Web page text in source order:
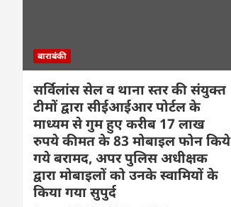
बाराबंकी
सर्विलांस सेल व थाना स्तर की संयुक्त
टीमों द्वारा सीईआईआर पोर्टल के
माध्यम से गुम हुए करीब 17 लाख
रुपये कीमत के 83 मोबाइल फोन किये
गये बरामद, अपर पुलिस अधीक्षक
द्वारा मोबाइलों को उनके स्वामियों के
किया गया सुपुर्द